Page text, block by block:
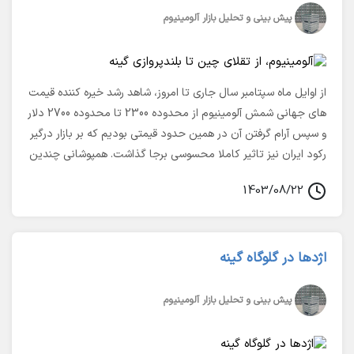
پیش بینی و تحلیل بازار آلومینیوم
از اوایل ماه سپتامبر سال جاری تا امروز، شاهد رشد خیره کننده قیمت
های جهانی شمش آلومینیوم از محدوده 2300 تا محدوده 2700 دلار
و سپس آرام گرفتن آن در همین حدود قیمتی بودیم که بر بازار درگیر
رکود ایران نیز تاثیر کاملا محسوسی برجا گذاشت. همپوشانی چندین
تولید چندین معدن بوکسیت در استرالیا و رشد تقاضا در چین به
شرح این رویدادها و تاثیر آن درمیان مدت بر روی قیمت آلومینیوم
1403/08/22
اژدها در گلوگاه گینه
پیش بینی و تحلیل بازار آلومینیوم